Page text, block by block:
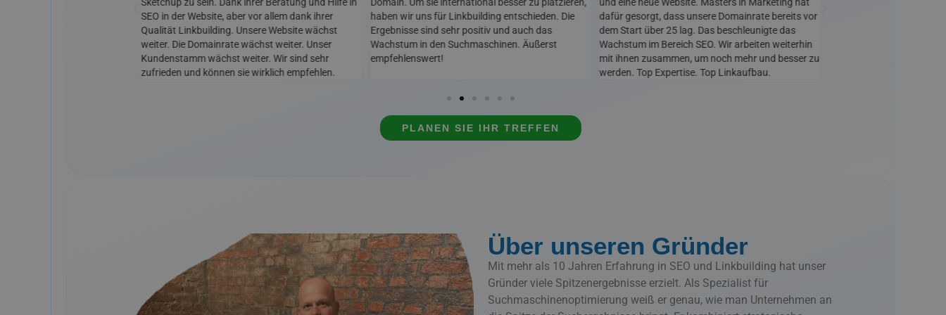
Sketchup zu sein. Dank ihrer Beratung und Hilfe in
SEO in der Website, aber vor allem dank ihrer
Qualität Linkbuilding. Unsere Website wächst
weiter. Die Domainrate wächst weiter. Unser
Kundenstamm wächst weiter. Wir sind sehr
zufrieden und können sie wirklich empfehlen.
Domain. Um sie international besser zu platzieren,
haben wir uns für Linkbuilding entschieden. Die
Ergebnisse sind sehr positiv und auch das
Wachstum in den Suchmaschinen. Äußerst
empfehlenswert!
und eine neue Website. Masters in Marketing hat
dafür gesorgt, dass unsere Domainrate bereits vor
dem Start über 25 lag. Das beschleunigte das
Wachstum im Bereich SEO. Wir arbeiten weiterhin
mit ihnen zusammen, um noch mehr und besser zu
werden. Top Expertise. Top Linkaufbau.
PLANEN SIE IHR TREFFEN
Über unseren Gründer
Mit mehr als 10 Jahren Erfahrung in SEO und Linkbuilding hat unser
Gründer viele Spitzenergebnisse erzielt. Als Spezialist für
Suchmaschinenoptimierung weiß er genau, wie man Unternehmen an